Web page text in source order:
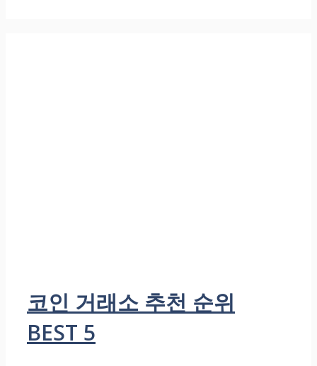
코인 거래소 추천 순위
BEST 5